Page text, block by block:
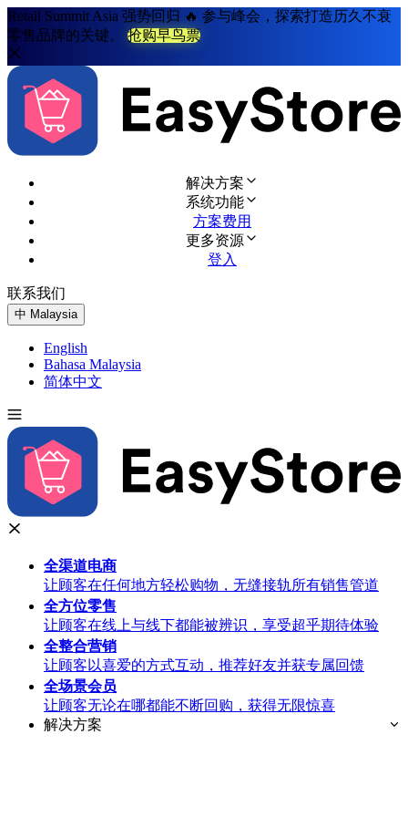
Retail Summit Asia 强势回归 🔥 参与峰会，探索打造历久不衰
零售品牌的关键。
抢购早鸟票
解决方案
系统功能
方案费用
更多资源
登入
联系我们
中 Malaysia
English
Bahasa Malaysia
简体中文
全渠道电商
让顾客在任何地方轻松购物，无缝接轨所有销售管道
全方位零售
让顾客在线上与线下都能被辨识，享受超乎期待体验
全整合营销
让顾客以喜爱的方式互动，推荐好友并获专属回馈
全场景会员
让顾客无论在哪都能不断回购，获得无限惊喜
解决方案